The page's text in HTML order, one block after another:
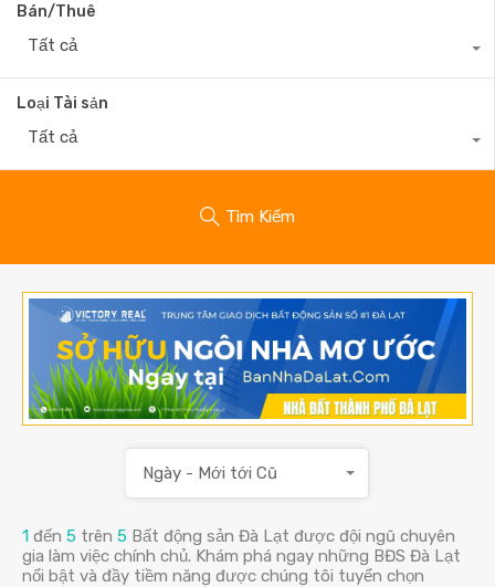
Bán/Thuê
Tất cả
Loại Tài sản
Tất cả
Tìm Kiếm
1 đến 5 trên 5 Bất động sản Đà Lạt được đội ngũ chuyên
gia làm việc chính chủ. Khám phá ngay những BĐS Đà Lạt
nổi bật và đầy tiềm năng được chúng tôi tuyển chọn
Ngày - Mới tới Cũ